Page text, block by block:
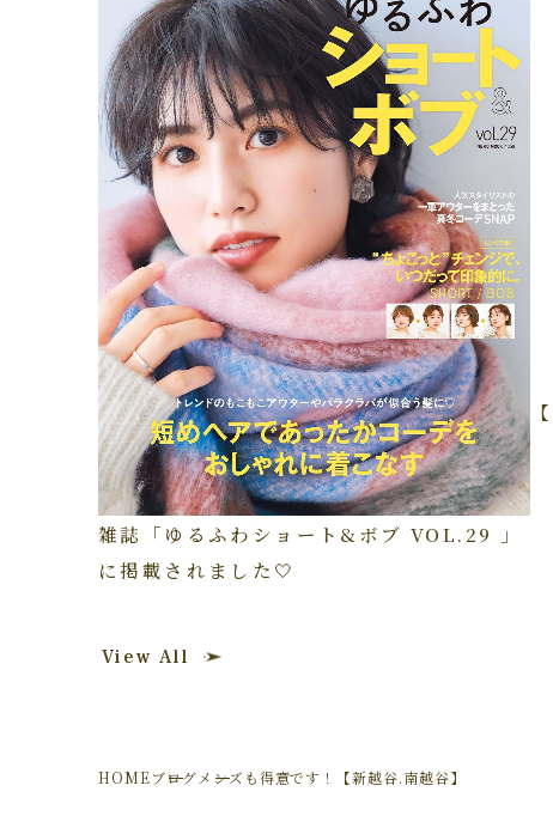
雑誌「ゆるふわショート&ボブ VOL.29 」
に掲載されました🤍
View All
HOMEブログメンズも得意です！【新越谷.南越谷】